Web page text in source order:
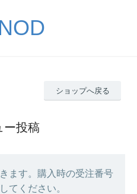
ショップへ戻る
ー投稿
ます。購入時の受注番号
てください。